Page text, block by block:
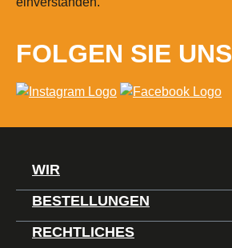
FOLGEN SIE UNS
WIR
BESTELLUNGEN
RECHTLICHES